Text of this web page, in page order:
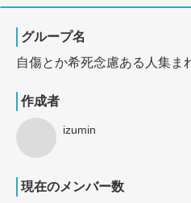
グループ名
自傷とか希死念慮ある人集ま
作成者
izumin
現在のメンバー数